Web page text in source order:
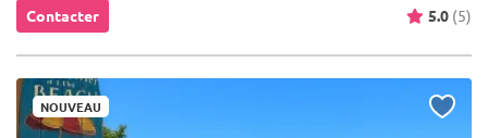
Contacter 5.0 (5)
NOUVEAU